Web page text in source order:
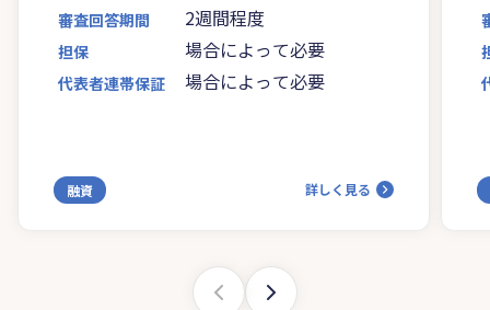
審査回答期間 2週間程度
担保 場合によって必要
代表者連帯保証 場合によって必要
融資 詳しく見る